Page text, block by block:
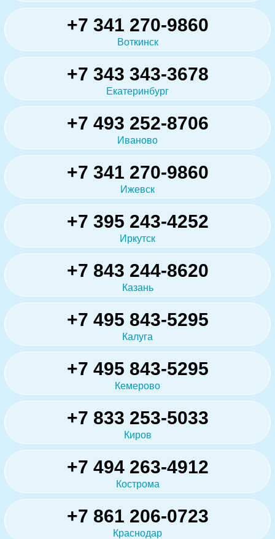
+7 341 270-9860
Воткинск
+7 343 343-3678
Екатеринбург
+7 493 252-8706
Иваново
+7 341 270-9860
Ижевск
+7 395 243-4252
Иркутск
+7 843 244-8620
Казань
+7 495 843-5295
Калуга
+7 495 843-5295
Кемерово
+7 833 253-5033
Киров
+7 494 263-4912
Кострома
+7 861 206-0723
Краснодар